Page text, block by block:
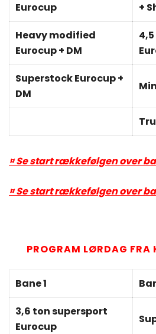
Eurocup
+
Heavy modified
Eurocup + DM
Superstock Eurocup +
DM
¤ Se start rækkefølgen over
¤ Se start rækkefølgen over
PROGRAM LØRDAG
Bane 1
3,6 ton supersport
Eurocup